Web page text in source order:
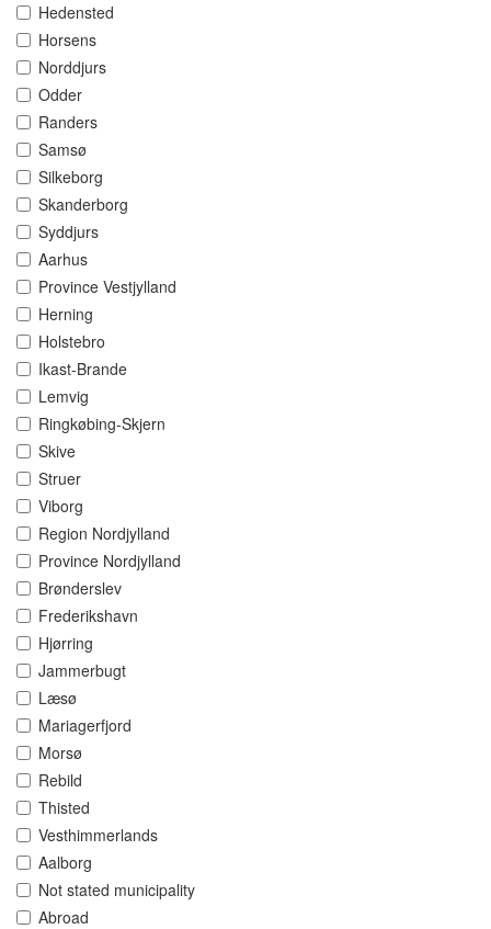
Hedensted
Horsens
Norddjurs
Odder
Randers
Samsø
Silkeborg
Skanderborg
Syddjurs
Aarhus
Province Vestjylland
Herning
Holstebro
Ikast-Brande
Lemvig
Ringkøbing-Skjern
Skive
Struer
Viborg
Region Nordjylland
Province Nordjylland
Brønderslev
Frederikshavn
Hjørring
Jammerbugt
Læsø
Mariagerfjord
Morsø
Rebild
Thisted
Vesthimmerlands
Aalborg
Not stated municipality
Abroad